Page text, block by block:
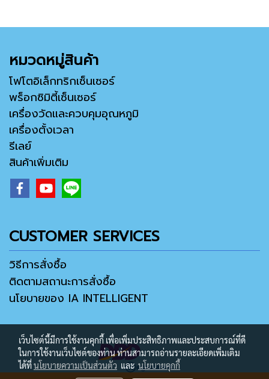
หมวดหมู่สินค้า
โฟโตอิเล็กทริกเซ็นเซอร์
พร็อกซิมิตี้เซ็นเซอร์
เครื่องวัดและควบคุมอุณหภูมิ
เครื่องตั้งเวลา
รีเลย์
สินค้าเพิ่มเติม
CUSTOMER SERVICES
วิธีการสั่งซื้อ
ติดตามสถานะการสั่งซื้อ
นโยบายของ IA INTELLIGENT
เว็บไซต์นี้มีการใช้งานคุกกี้ เพื่อเพิ่มประสิทธิภาพและประสบการณ์ที่ดี
ในการใช้งานเว็บไซต์ของท่าน ท่านสามารถอ่านรายละเอียดเพิ่มเติม
ได้ที่นโยบายความเป็นส่วนตัว และนโยบายคุกกี้